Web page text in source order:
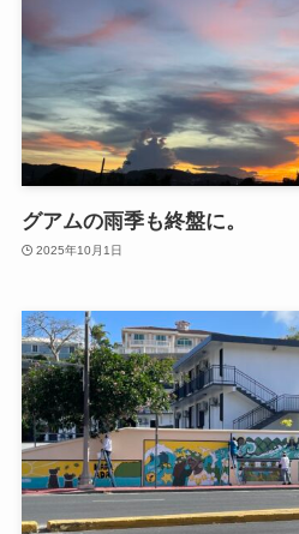
グアムの雨季も終盤に。
2025年10月1日